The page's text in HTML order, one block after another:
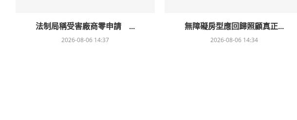
法制局稱受害廠商零申請 ...
2026-08-06 14:37
無障礙房型應回歸照顧真正...
2026-08-06 14:34